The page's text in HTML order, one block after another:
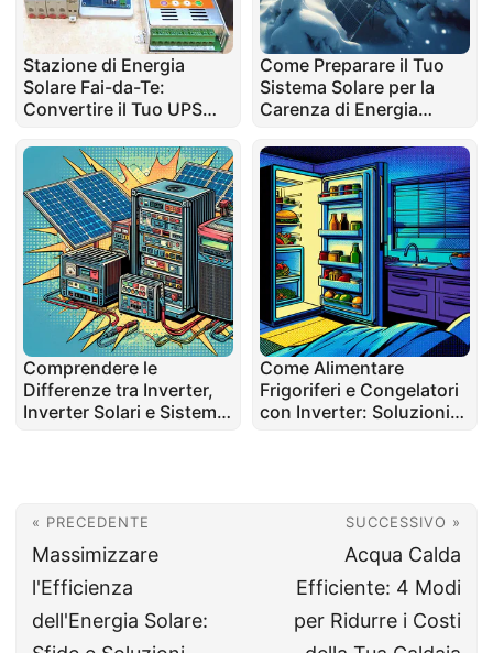
Stazione di Energia
Solare Fai-da-Te:
Convertire il Tuo UPS
Come Preparare il Tuo
Sistema Solare per la
Carenza di Energia
Comprendere le
Differenze tra Inverter,
Inverter Solari e Sistemi
Come Alimentare
Frigoriferi e Congelatori
con Inverter: Soluzioni
« PRECEDENTE
Massimizzare
l'Efficienza
dell'Energia Solare:
SUCCESSIVO »
Acqua Calda
Efficiente: 4 Modi
per Ridurre i Costi